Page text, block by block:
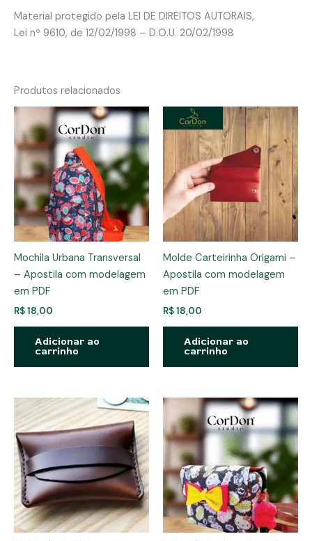
Material protegido pela LEI DE DIREITOS AUTORAIS,
Lei nº 9610, de 12/02/1998 – D.O.U. 20/02/1998
Produtos relacionados
Mochila Urbana Transversal
– Apostila com modelagem
em PDF
R$18,00
Adicionar ao
carrinho
Molde Carteirinha Origami –
Apostila com modelagem
em PDF
R$18,00
Adicionar ao
carrinho